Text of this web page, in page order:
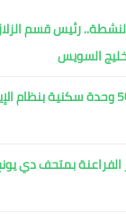
رئيس قسم
السويس
الإسكان: طرح 5000 وحدة سكنية
بمتحف دي